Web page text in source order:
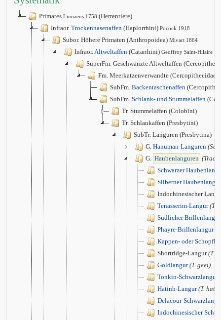
Primates Linnaeus 1758 (Herrentiere)
Infraor. Trockennasenaffen (Haplorrhini) Pocock 1918
Subor. Höhere Primaten (Anthropoidea) Mivart 1864
Infraor.Altweltaffen (Catarrhini) Geoffroy Saint-Hilaire
SuperFm. Geschwänzte Altweltaffen
Fm. Meerkatzenverwandte (Cercopithecidae)
SubFm. Backentaschenaffen
SubFm. Schlank- und Stummelaffen
Tr. Stummelaffen (Colobini)
Tr. Schlankaffen (Presbytini)
SubTr. Languren (Presbytina)
G. Hanuman-Languren
G. Haubenlanguren
Schwarzer
Silberner Haubenlangur
Indochinesischer
Tenasserim-Langur (T.
Südlicher Brillenlangur
Phayre-Brillenlangur
Kappen- oder
Shortridge-Langur(T.
Goldlangur (T. geei)
Tonkin-Schwarzlangur
Hatinh-Langur (T.
Delacour-
Indochinesischer